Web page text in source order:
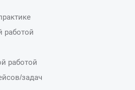
работой
работой
задач